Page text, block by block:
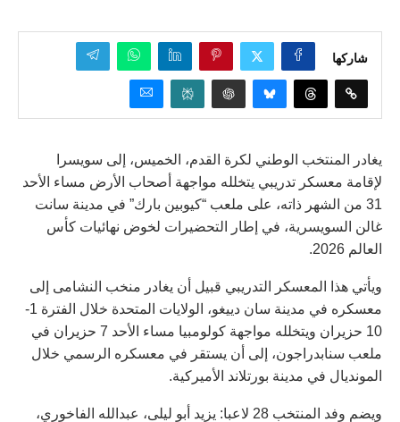
شاركها
يغادر المنتخب الوطني لكرة القدم، الخميس، إلى سويسرا
لإقامة معسكر تدريبي يتخلله مواجهة أصحاب الأرض مساء الأحد
31 من الشهر ذاته، على ملعب “كيوبين بارك” في مدينة سانت
غالن السويسرية، في إطار التحضيرات لخوض نهائيات كأس
العالم 2026.
ويأتي هذا المعسكر التدريبي قبيل أن يغادر منخب النشامى إلى
معسكره في مدينة سان دييغو، الولايات المتحدة خلال الفترة 1-
10 حزيران ويتخلله مواجهة كولومبيا مساء الأحد 7 حزيران في
ملعب سنابدراجون، إلى أن يستقر في معسكره الرسمي خلال
المونديال في مدينة بورتلاند الأميركية.
ويضم وفد المنتخب 28 لاعبا: يزيد أبو ليلى، عبدالله الفاخوري،